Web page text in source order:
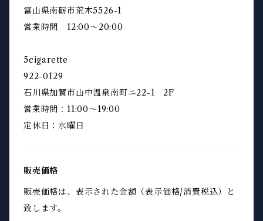
富山県南砺市荒木5526-1
営業時間 12:00〜20:00
5cigarette
922-0129
石川県加賀市山中温泉南町ニ22-1 2F
営業時間：11:00～19:00
定休日：水曜日
販売価格
販売価格は、表示された金額（表示価格/消費税込）と
致します。